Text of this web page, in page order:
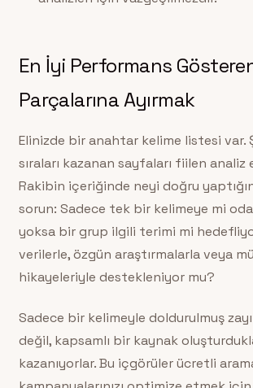
En İyi Performans
Parçalarına Ayırmak
Elinizde bir anahtar kelime listesi var.
sıraları kazanan sayfaları fiilen analiz
Rakibin içeriğinde neyi doğru
sorun: Sadece tek bir kelimeye mi
yoksa bir grup ilgili terimi mi
verilerle, özgün araştırmalarla veya
hikayeleriyle destekleniyor mu?
Sadece bir kelimeyle doldurulmuş
değil, kapsamlı bir kaynak
kazanıyorlar. Bu içgörüler ücretli